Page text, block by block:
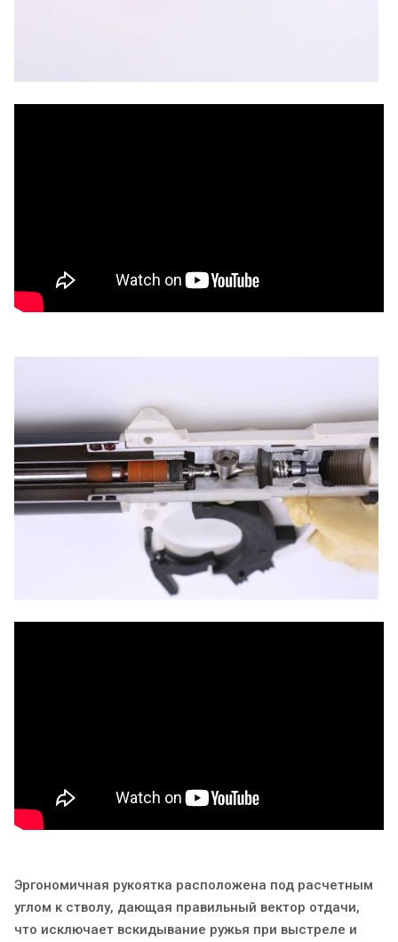
Эргономичная рукоятка расположена под расчетным
углом к стволу, дающая правильный вектор отдачи,
что исключает вскидывание ружья при выстреле и